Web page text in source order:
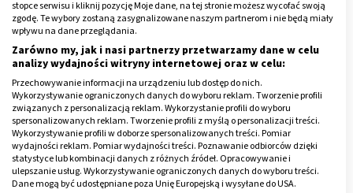
Źródło: Opracowanie własne
Reklama
stopce serwisu i kliknij pozycję Moje dane, na tej stronie możesz wycofać swoją
zgodę. Te wybory zostaną zasygnalizowane naszym partnerom i nie będą miały
wpływu na dane przeglądania.
Zarówno my, jak i nasi partnerzy przetwarzamy dane w celu
analizy wydajności witryny internetowej oraz w celu:
Przechowywanie informacji na urządzeniu lub dostęp do nich.
Wykorzystywanie ograniczonych danych do wyboru reklam. Tworzenie profili
związanych z personalizacją reklam. Wykorzystanie profili do wyboru
spersonalizowanych reklam. Tworzenie profili z myślą o personalizacji treści.
Wykorzystywanie profili w doborze spersonalizowanych treści. Pomiar
wydajności reklam. Pomiar wydajności treści. Poznawanie odbiorców dzięki
statystyce lub kombinacji danych z różnych źródeł. Opracowywanie i
ulepszanie usług. Wykorzystywanie ograniczonych danych do wyboru treści.
Dane mogą być udostępniane poza Unię Europejską i wysyłane do USA.